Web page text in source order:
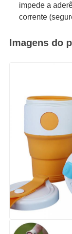
Garrafa de
Copo de
Produtos de
impede a
corrente
Imagens do